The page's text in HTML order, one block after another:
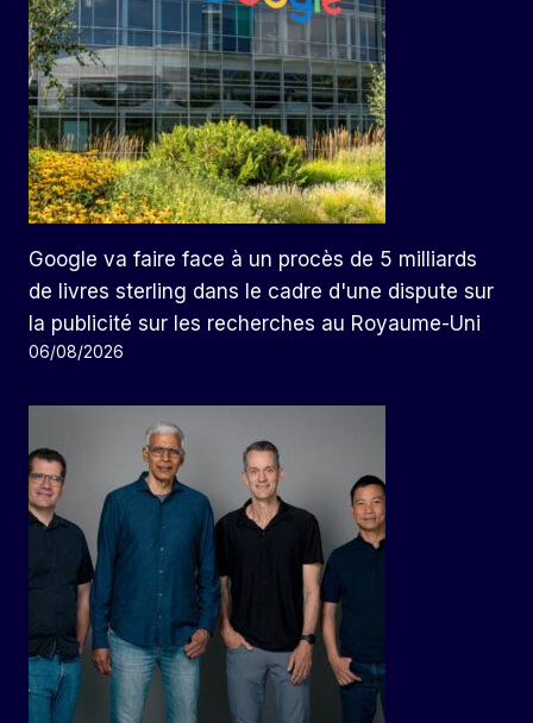
Google va faire face à un procès de 5 milliards
de livres sterling dans le cadre d'une dispute sur
la publicité sur les recherches au Royaume-Uni
06/08/2026